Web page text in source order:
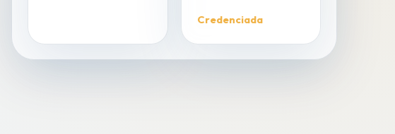
Credenciada